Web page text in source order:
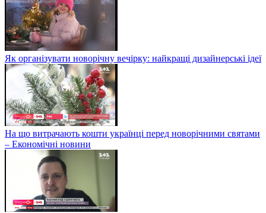
Як організувати новорічну вечірку: найкращі дизайнерські ідеї
На що витрачають кошти українці перед новорічними святами
– Економічні новини